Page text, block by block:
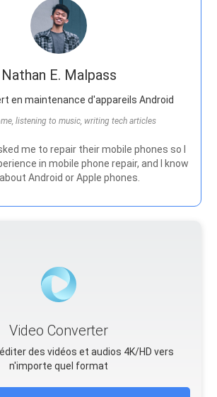
Nathan E. Malpass
en maintenance d'appareils Android
listening to music, writing tech articles
me to repair their mobile phones so I
in mobile phone repair, and I know
Android or Apple phones.
Video Converter
des vidéos et audios 4K/HD vers
n'importe quel format